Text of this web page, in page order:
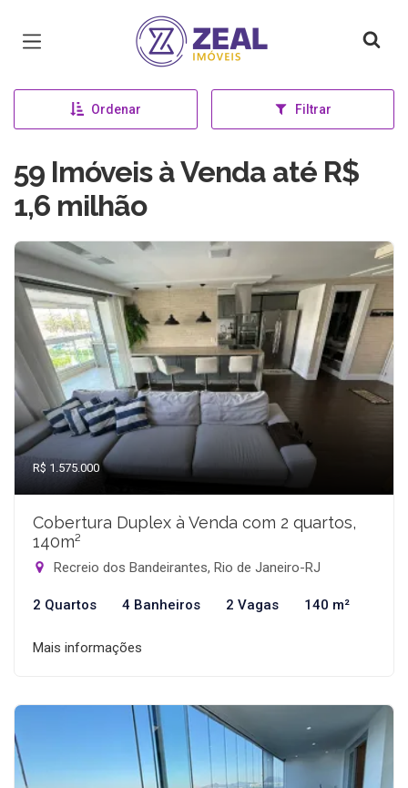
Página inicial
Ordenar Filtrar
59 Imóveis à Venda até R$
1,6 milhão
R$ 1.575.000
Cobertura Duplex à Venda com 2 quartos,
140m²
Recreio dos Bandeirantes, Rio de Janeiro-RJ
2 Quartos 4 Banheiros 2 Vagas 140 m²
Mais informações